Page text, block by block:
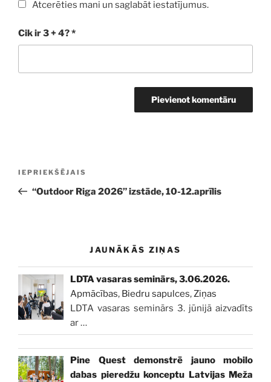
Atcerēties mani un saglabāt iestatījumus.
Cik ir 3 + 4?*
Iepriekšējā
ziņa:
IEPRIEKŠĒJAIS
“Outdoor Riga 2026” izstāde, 10-12.aprīlis
JAUNĀKĀS ZIŅAS
LDTA vasaras seminārs, 3.06.2026.
Apmācības, Biedru sapulces, Ziņas
LDTA vasaras seminārs 3. jūnijā aizvadīts
ar…
Pine Quest demonstrē jauno mobilo
dabas pieredžu konceptu Latvijas Meža